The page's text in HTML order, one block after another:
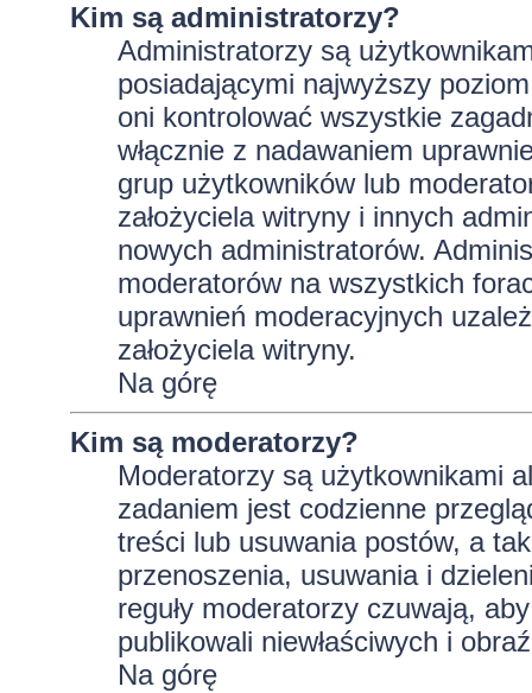
Kim są administratorzy?
Administratorzy są
posiadającymi najwyższy
oni kontrolować wszystkie
włącznie z nadawaniem
grup użytkowników lub
założyciela witryny i innych
nowych administratorów.
moderatorów na wszystkich
uprawnień moderacyjnych
założyciela witryny.
Na górę
Kim są moderatorzy?
Moderatorzy są użytkownikami
zadaniem jest codzienne
treści lub usuwania postów, a
przenoszenia, usuwania i
reguły moderatorzy czuwają,
publikowali niewłaściwych i
Na górę